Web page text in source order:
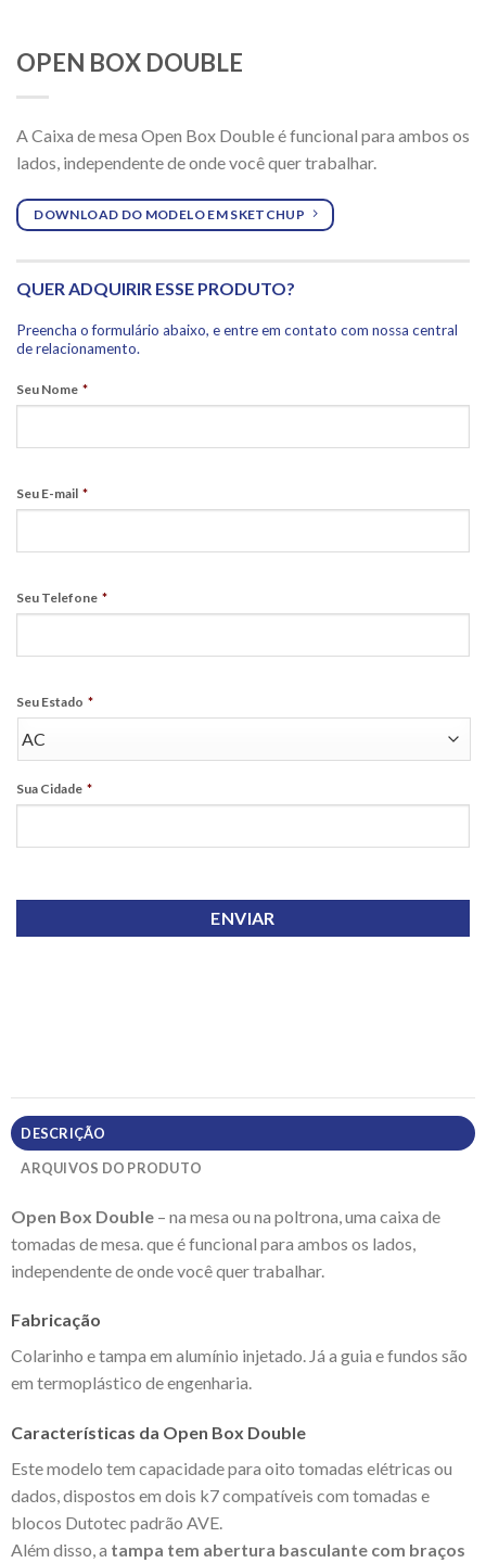
OPEN BOX DOUBLE
A Caixa de mesa Open Box Double é funcional para ambos os
lados, independente de onde você quer trabalhar.
DOWNLOAD DO MODELO EM SKETCHUP
QUER ADQUIRIR ESSE PRODUTO?
Preencha o formulário abaixo, e entre em contato com nossa central
de relacionamento.
Seu Nome *
Seu E-mail *
Seu Telefone *
Seu Estado *
Sua Cidade *
DESCRIÇÃO
ARQUIVOS DO PRODUTO
Open Box Double– na mesa ou na poltrona, uma caixa de
tomadas de mesa. que é funcional para ambos os lados,
independente de onde você quer trabalhar.
Fabricação
Colarinho e tampa em alumínio injetado. Já a guia e fundos são
em termoplástico de engenharia.
Características da Open Box Double
Este modelo tem capacidade para oito tomadas elétricas ou
dados, dispostos em dois k7 compatíveis com tomadas e
blocos Dutotec padrão AVE.
Além disso, a tampa tem abertura basculante com braços